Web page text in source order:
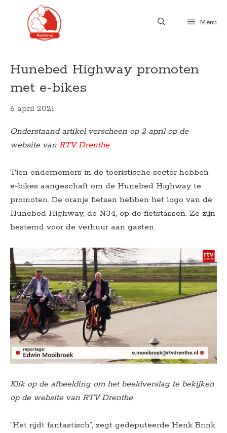
Menu
Hunebed Highway promoten
met e-bikes
6 april 2021
Onderstaand artikel verscheen op 2 april op de
website van RTV Drenthe.
Tien ondernemers in de toeristische sector hebben
e-bikes aangeschaft om de Hunebed Highway te
promoten. De oranje fietsen hebben het logo van de
Hunebed Highway, de N34, op de fietstassen. Ze zijn
bestemd voor de verhuur aan gasten.
Klik op de afbeelding om het beeldverslag te bekijken
op de website van RTV Drenthe
“Het rijdt fantastisch”, zegt gedeputeerde Henk Brink